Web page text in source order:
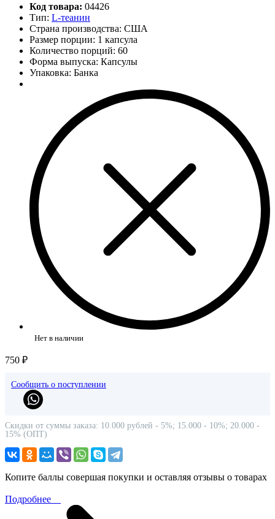
Код товара: 04426
Тип: L-теанин
Страна производства: США
Размер порции: 1 капсула
Количество порций: 60
Форма выпуска: Капсулы
Упаковка: Банка
Нет в наличии
750 ₽
Сообщить о поступлении
Скидки от суммы заказа: 10.000 рублей - 5%; 15.000 - 10%; 20.000 -
15% (ОПТ)
Копите баллы совершая покупки и оставляя отзывы о товарах
Подробнее